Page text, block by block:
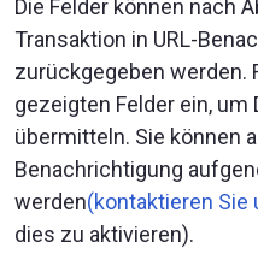
Die Felder können nach
Transaktion in URL-
zurückgegeben werden.
gezeigten Felder ein,
übermitteln. Sie können
Benachrichtigung
werden(kontaktieren Sie
dies zu aktivieren).